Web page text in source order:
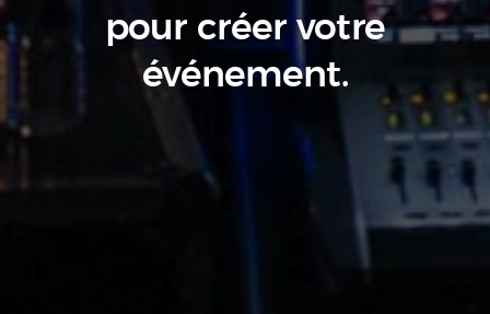
pour créer votre
événement.